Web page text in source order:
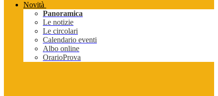
Novità
Panoramica
Le notizie
Le circolari
Calendario eventi
Albo online
OrarioProva